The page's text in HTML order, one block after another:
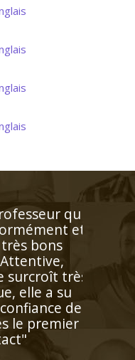
identifie
lacunes de
bonne
qui facilite
agréable et
Cloud, élève